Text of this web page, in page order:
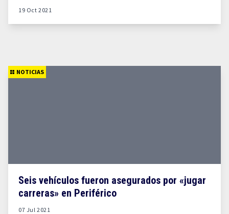
19 Oct 2021
NOTICIAS
Seis vehículos fueron asegurados por «jugar
carreras» en Periférico
07 Jul 2021